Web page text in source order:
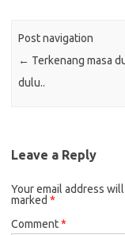
Post navigation
← Terkenang masa
dulu..
Leave a Reply
Your email address
marked *
Comment*